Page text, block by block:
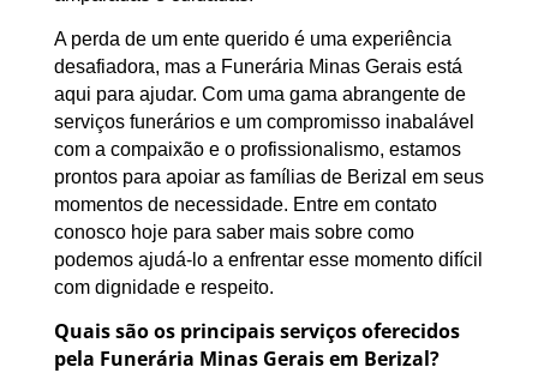
A perda de um ente querido é uma experiência
desafiadora, mas a Funerária Minas Gerais está
aqui para ajudar. Com uma gama abrangente de
serviços funerários e um compromisso inabalável
com a compaixão e o profissionalismo, estamos
prontos para apoiar as famílias de Berizal em seus
momentos de necessidade. Entre em contato
conosco hoje para saber mais sobre como
podemos ajudá-lo a enfrentar esse momento difícil
com dignidade e respeito.
Quais são os principais serviços oferecidos
pela Funerária Minas Gerais em Berizal?